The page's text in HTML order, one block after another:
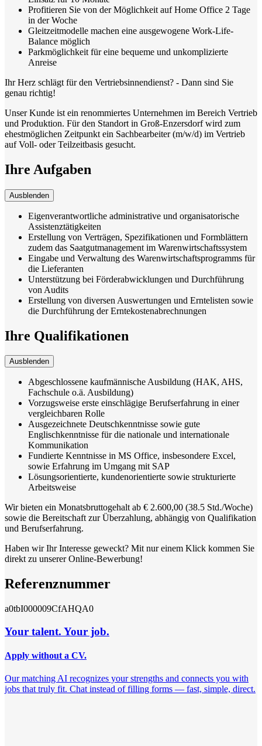
Profitieren Sie von der Möglichkeit auf Home Office 2 Tage
in der Woche
Gleitzeitmodelle machen eine ausgewogene Work-Life-
Balance möglich
Parkmöglichkeit für eine bequeme und unkomplizierte
Anreise
Ihr Herz schlägt für den Vertriebsinnendienst? - Dann sind Sie
genau richtig!
Unser Kunde ist ein renommiertes Unternehmen im Bereich Vertrieb
und Produktion. Für den Standort in Groß-Enzersdorf wird zum
ehestmöglichen Zeitpunkt ein Sachbearbeiter (m/w/d) im Vertrieb
auf Voll- oder Teilzeitbasis gesucht.
Ihre Aufgaben
Ausblenden
Eigenverantwortliche administrative und organisatorische
Assistenztätigkeiten
Erstellung von Verträgen, Spezifikationen und Formblättern
zudem das Saatgutmanagement im Warenwirtschaftssystem
Eingabe und Verwaltung des Warenwirtschaftsprogramms für
die Lieferanten
Unterstützung bei Förderabwicklungen und Durchführung
von Audits
Erstellung von diversen Auswertungen und Erntelisten sowie
die Durchführung der Erntekostenabrechnungen
Ihre Qualifikationen
Ausblenden
Abgeschlossene kaufmännische Ausbildung (HAK, AHS,
Fachschule o.ä. Ausbildung)
Vorzugsweise erste einschlägige Berufserfahrung in einer
vergleichbaren Rolle
Ausgezeichnete Deutschkenntnisse sowie gute
Englischkenntnisse für die nationale und internationale
Kommunikation
Fundierte Kenntnisse in MS Office, insbesondere Excel,
sowie Erfahrung im Umgang mit SAP
Lösungsorientierte, kundenorientierte sowie strukturierte
Arbeitsweise
Wir bieten ein Monatsbruttogehalt ab € 2.600,00 (38.5 Std./Woche)
sowie die Bereitschaft zur Überzahlung, abhängig von Qualifikation
und Berufserfahrung.
Haben wir Ihr Interesse geweckt? Mit nur einem Klick kommen Sie
direkt zu unserer Online-Bewerbung!
Referenznummer
a0tbI000009CfAHQA0
Your talent. Your job.
Apply without a CV.
Our matching AI recognizes your strengths and connects you with
jobs that truly fit. Chat instead of filling forms — fast, simple, direct.